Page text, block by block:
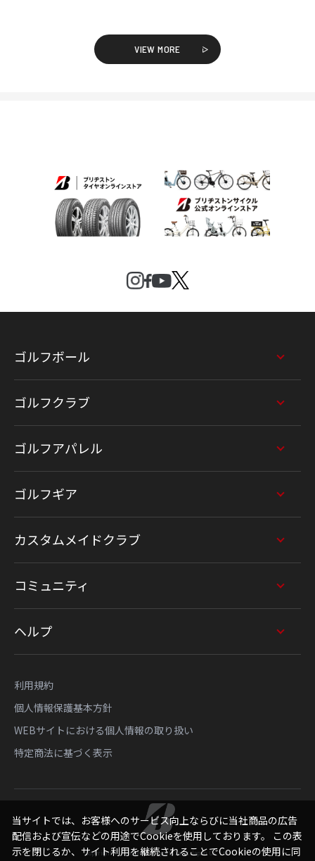
VIEW MORE
ゴルフボール
ゴルフクラブ
ゴルフアパレル
ゴルフギア
カスタムメイドクラブ
コミュニティ
ヘルプ
利用規約
個人情報保護基本方針
WEBサイトにおける個人情報の取り扱い
特定商法に基づく表示
Copyright © Bridgestone Sports Sales Japan Co., Ltd.
当サイトでは、お客様へのサービス向上ならびに当社商品の広告
配信および宣伝などの用途でCookieを使用しております。 この表
示を閉じるか、サイト利用を継続されることでCookieの使用に同